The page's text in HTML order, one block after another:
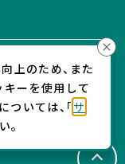
上のため、また
ーを使用して
いては、「 サ
。